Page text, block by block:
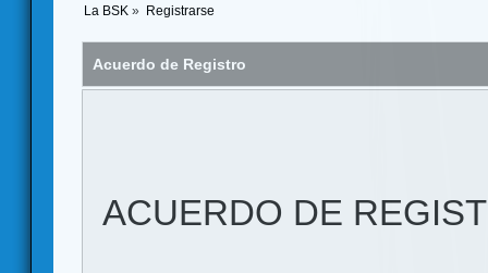
La BSK » Registrarse
Acuerdo de Registro
ACUERDO DE